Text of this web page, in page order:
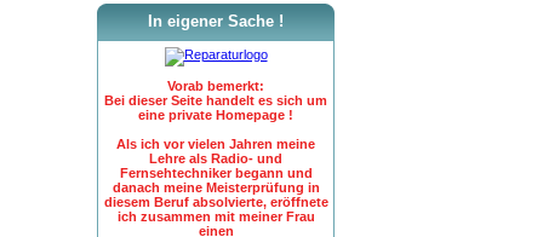
In eigener Sache !
Vorab bemerkt:
Bei dieser Seite handelt es sich um
eine private Homepage !
Als ich vor vielen Jahren meine
Lehre als Radio- und
Fernsehtechniker begann und
danach meine Meisterprüfung in
diesem Beruf absolvierte, eröffnete
ich zusammen mit meiner Frau
einen